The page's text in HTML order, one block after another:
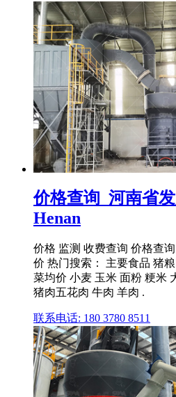
价格查询_河南省
Henan
价格 监测 收费查询 价格查
价 热门搜索： 主要食品 猪
菜均价 小麦 玉米 面粉 粳米
猪肉五花肉 牛肉 羊肉 .
联系电话: 180 3780 8511